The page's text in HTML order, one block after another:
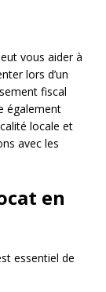
vous aider à
lors d’un
fiscal
également
locale et
avec les
en
essentiel de